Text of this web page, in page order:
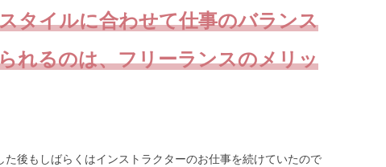
タイルに合わせて仕事のバランス
れるのは、フリーランスのメリッ
た後もしばらくはインストラクターのお仕事を続けていたので